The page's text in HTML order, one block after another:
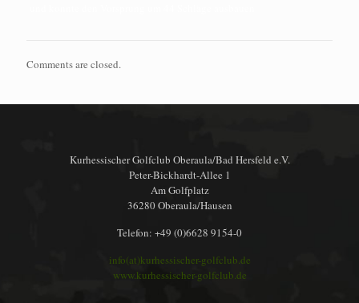
Comments are closed.
Kurhessischer Golfclub Oberaula/Bad Hersfeld e.V.
Peter-Bickhardt-Allee 1
Am Golfplatz
36280 Oberaula/Hausen
Telefon: +49 (0)6628 9154-0
info(at)kurhessischer-golfclub.de
www.kurhessischer-golfclub.de